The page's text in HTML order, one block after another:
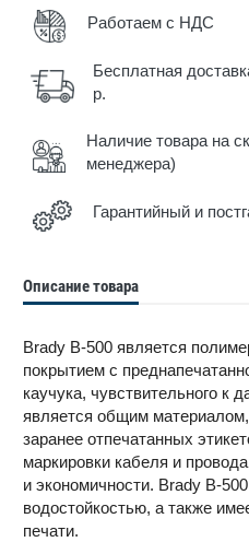
Работаем с НДС
Бесплатная
р.
Наличие товара на
менеджера)
Гарантийный и
Описание товара
Brady B-500 является
покрытием с
каучука, чувствительного к
является общим
заранее отпечатанных
маркировки кабеля и
и экономичности. Brady B-
водостойкостью, а также
печати.